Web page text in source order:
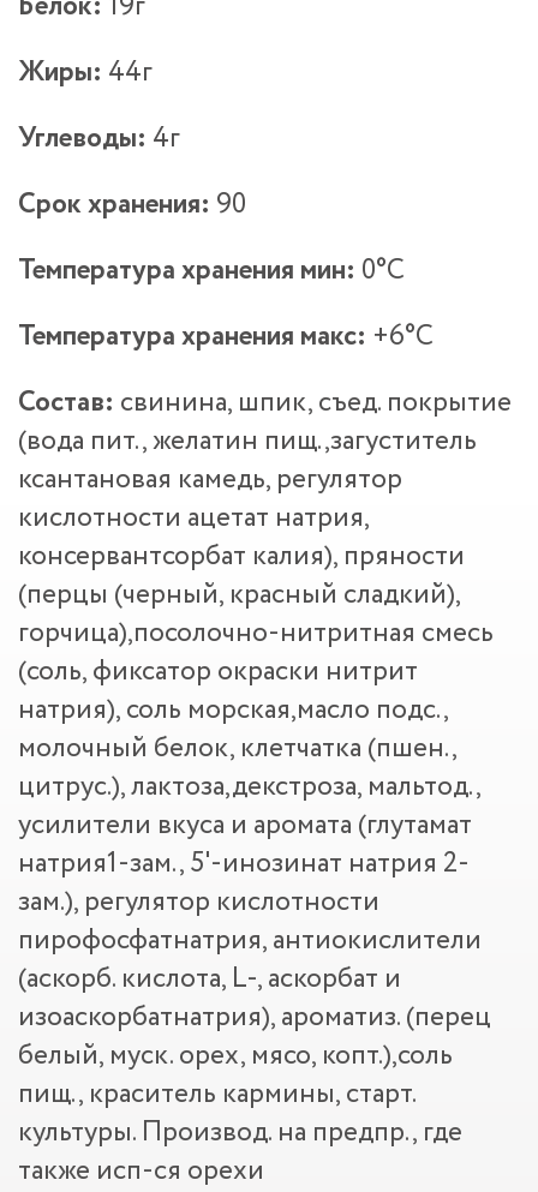
Жиры: 44г
Углеводы: 4г
Срок хранения: 90
Температура хранения мин: 0°С
Температура хранения макс: +6°С
Состав: свинина, шпик, съед. покрытие
(вода пит., желатин пищ.,загуститель
ксантановая камедь, регулятор
кислотности ацетат натрия,
консервантсорбат калия), пряности
(перцы (черный, красный сладкий),
горчица),посолочно-нитритная смесь
(соль, фиксатор окраски нитрит
натрия), соль морская,масло подс.,
молочный белок, клетчатка (пшен.,
цитрус.), лактоза,декстроза, мальтод.,
усилители вкуса и аромата (глутамат
натрия1-зам., 5'-инозинат натрия 2-
зам.), регулятор кислотности
пирофосфатнатрия, антиокислители
(аскорб. кислота, L-, аскорбат и
изоаскорбатнатрия), ароматиз. (перец
белый, муск. орех, мясо, копт.),соль
пищ., краситель кармины, старт.
культуры. Производ. на предпр., где
также исп-ся орехи